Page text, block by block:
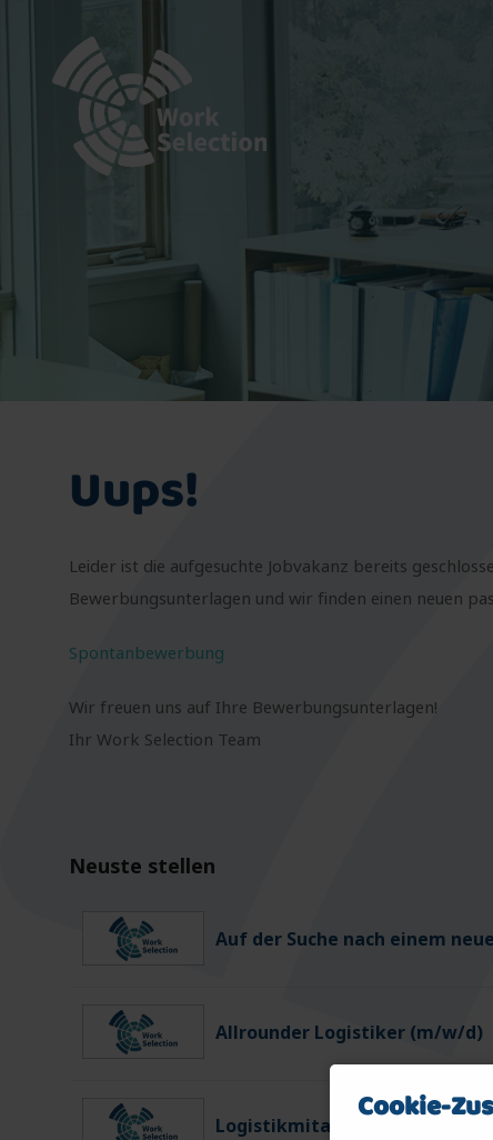
Uups!
Leider ist die aufgesuchte Jobvakanz bereits
Bewerbungsunterlagen und wir finden einen neuen
Spontanbewerbung
Wir freuen uns auf Ihre Bewerbungsunterlagen!
Ihr Work Selection Team
Neuste stellen
Auf der Suche nach einem
Allrounder Logistiker (m/w/d)
Logistikmitarbeiter (m/w/d)
Cookie-